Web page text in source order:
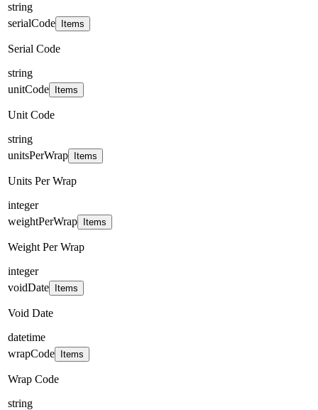
string
serialCode
Items
Serial Code
string
unitCode
Items
Unit Code
string
unitsPerWrap
Items
Units Per Wrap
integer
weightPerWrap
Items
Weight Per Wrap
integer
voidDate
Items
Void Date
datetime
wrapCode
Items
Wrap Code
string